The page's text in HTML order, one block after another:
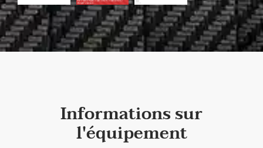
Informations sur
l'équipement